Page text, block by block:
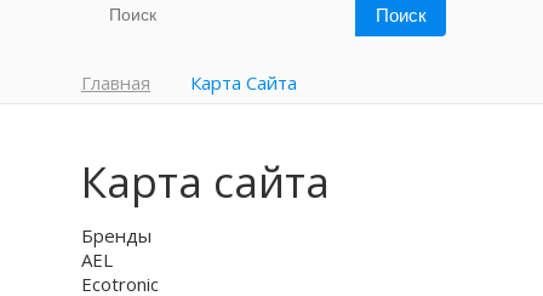
Главная Карта Сайта
Карта сайта
Бренды
AEL
Ecotronic